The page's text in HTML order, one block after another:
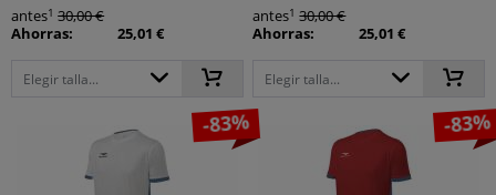
antes1 30,00 €
Ahorras:
25,01 €
Elegir talla...
antes1 30,00 €
Ahorras:
25,01 €
Elegir talla...
-83% -83%